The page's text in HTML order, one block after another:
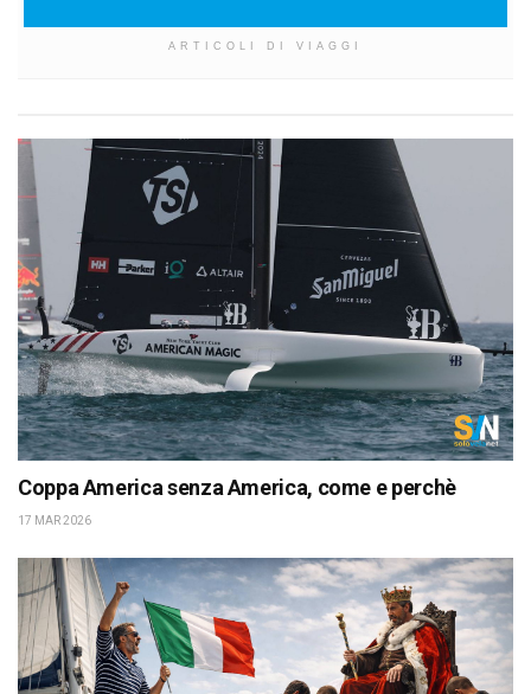
ARTICOLI DI VIAGGI
Coppa America senza America, come e perchè
17 MAR 2026